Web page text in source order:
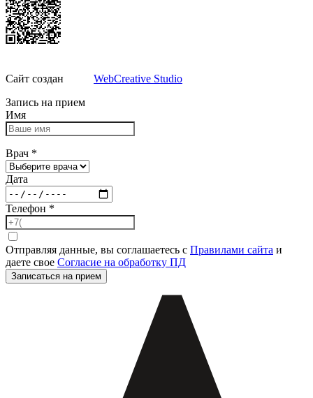
Сайт создан
WebCreative Studio
Запись на прием
Имя
Врач *
Дата
Телефон *
Отправляя данные, вы соглашаетесь с Правилами сайта и
даете свое Согласие на обработку ПД
Записаться на прием